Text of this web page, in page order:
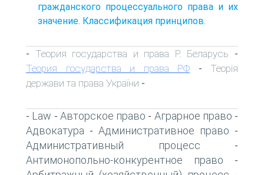
гражданского процессуального права и их
значение. Классификация принципов.
- Теория государства и права Р. Беларусь -
Теория государства и права РФ - Теорія
держави та права України -
- Law - Авторское право - Аграрное право -
Адвокатура - Административное право -
Административный процесс -
Антимонопольно-конкурентное право -